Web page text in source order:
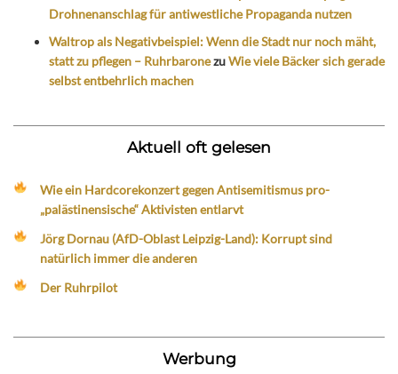
Drohnenanschlag für antiwestliche Propaganda nutzen
Waltrop als Negativbeispiel: Wenn die Stadt nur noch mäht,
statt zu pflegen – RuhrbaronezuWie viele Bäcker sich gerade
selbst entbehrlich machen
Aktuell oft gelesen
Wie ein Hardcorekonzert gegen Antisemitismus pro-
„palästinensische“ Aktivisten entlarvt
Jörg Dornau (AfD-Oblast Leipzig-Land): Korrupt sind
natürlich immer die anderen
Der Ruhrpilot
Werbung